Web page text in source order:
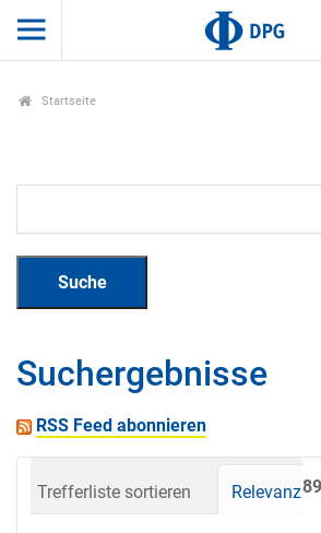
Startseite
Suchergebnisse
RSS Feed abonnieren
89
Trefferliste sortieren Relevanz